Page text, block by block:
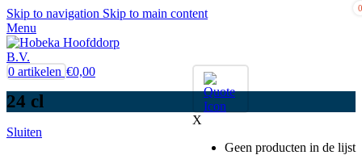
Skip to navigation Skip to main content
Menu
0
X
Geen producten in de lijst
0 artikelen €0,00
24 cl
Sluiten